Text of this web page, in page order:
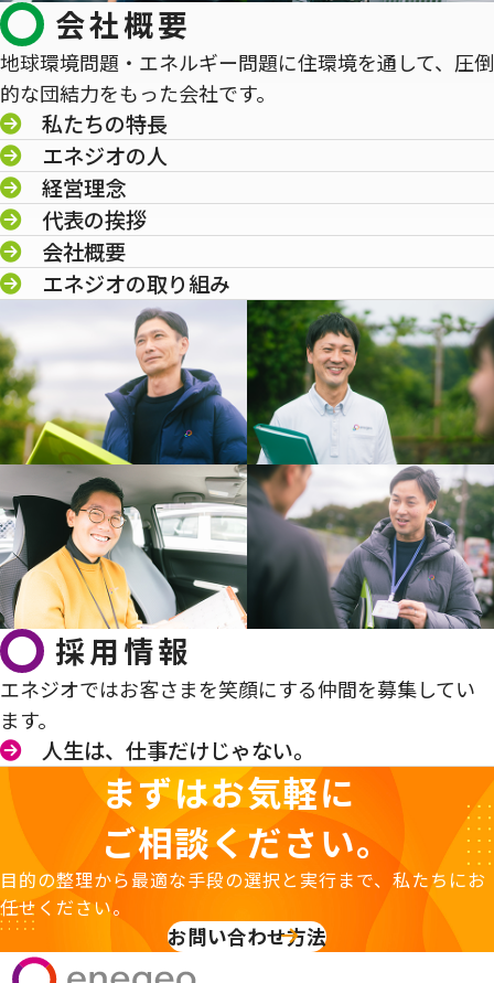
会社概要
地球環境問題・エネルギー問題に住環境を通して、圧倒
的な団結力をもった会社です。
私たちの特長
エネジオの人
経営理念
代表の挨拶
会社概要
エネジオの取り組み
採用情報
エネジオではお客さまを笑顔にする仲間を募集してい
ます。
人生は、仕事だけじゃない。
まずはお気軽に
ご相談ください。
目的の整理から最適な手段の選択と実行まで、私たちにお
任せください。
お問い合わせ方法